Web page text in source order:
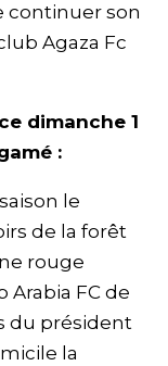
continuer son
Agaza Fc
dimanche 1
:
le
de la forêt
rouge
Arabia FC de
du président
la